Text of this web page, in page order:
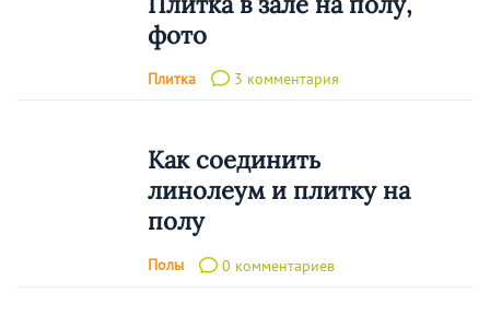
фото
Плитка 3 комментария
Как соединить
линолеум и плитку на
полу
Полы 0 комментариев